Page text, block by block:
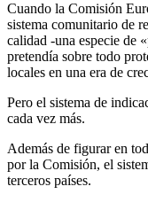
Cuando la Comisión
sistema comunitario de
calidad -una especie de
pretendía sobre todo
locales en una era de
Pero el sistema de
cada vez más.
Además de figurar en
por la Comisión, el
terceros países.